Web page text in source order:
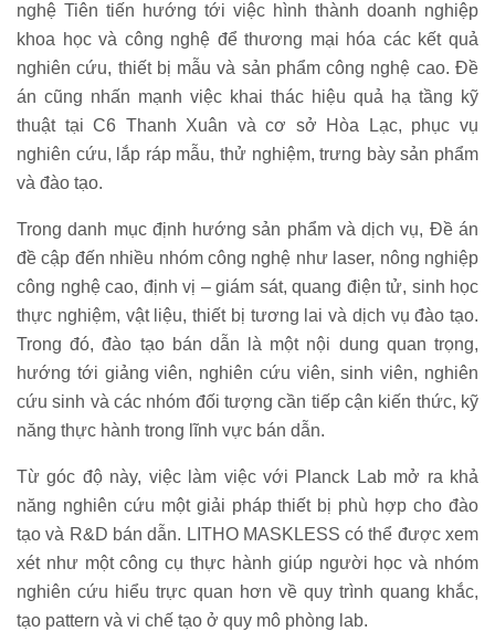
nghệ Tiên tiến hướng tới việc hình thành doanh nghiệp
khoa học và công nghệ để thương mại hóa các kết quả
nghiên cứu, thiết bị mẫu và sản phẩm công nghệ cao. Đề
án cũng nhấn mạnh việc khai thác hiệu quả hạ tầng kỹ
thuật tại C6 Thanh Xuân và cơ sở Hòa Lạc, phục vụ
nghiên cứu, lắp ráp mẫu, thử nghiệm, trưng bày sản phẩm
và đào tạo.
Trong danh mục định hướng sản phẩm và dịch vụ, Đề án
đề cập đến nhiều nhóm công nghệ như laser, nông nghiệp
công nghệ cao, định vị – giám sát, quang điện tử, sinh học
thực nghiệm, vật liệu, thiết bị tương lai và dịch vụ đào tạo.
Trong đó, đào tạo bán dẫn là một nội dung quan trọng,
hướng tới giảng viên, nghiên cứu viên, sinh viên, nghiên
cứu sinh và các nhóm đối tượng cần tiếp cận kiến thức, kỹ
năng thực hành trong lĩnh vực bán dẫn.
Từ góc độ này, việc làm việc với Planck Lab mở ra khả
năng nghiên cứu một giải pháp thiết bị phù hợp cho đào
tạo và R&D bán dẫn. LITHO MASKLESS có thể được xem
xét như một công cụ thực hành giúp người học và nhóm
nghiên cứu hiểu trực quan hơn về quy trình quang khắc,
tạo pattern và vi chế tạo ở quy mô phòng lab.